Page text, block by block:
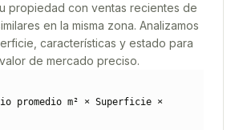
propiedad con ventas recientes de
en la misma zona. Analizamos
características y estado para
de mercado preciso.
promedio m² × Superficie ×